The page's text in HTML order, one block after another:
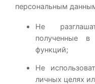
персональным
Не
полученные в
функций;
Не
личных целях